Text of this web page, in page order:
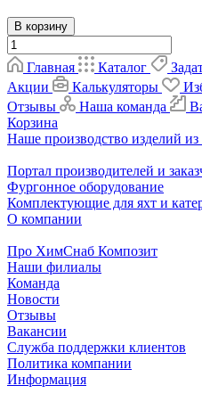
В корзину
Главная Каталог
Акции
Калькуляторы
Отзывы
Наша команда
Корзина
Наше производство изделий из
Портал производителей и
Фургонное оборудование
Комплектующие для яхт и
О компании
Про ХимСнаб Композит
Наши филиалы
Команда
Новости
Отзывы
Вакансии
Служба поддержки клиентов
Политика компании
Информация